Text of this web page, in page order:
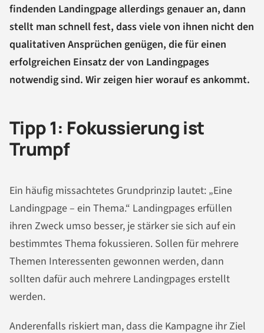
findenden Landingpage allerdings genauer an, dann
stellt man schnell fest, dass viele von ihnen nicht den
qualitativen Ansprüchen genügen, die für einen
erfolgreichen Einsatz der von Landingpages
notwendig sind. Wir zeigen hier worauf es ankommt.
Tipp 1: Fokussierung ist
Trumpf
Ein häufig missachtetes Grundprinzip lautet: „Eine
Landingpage – ein Thema.“ Landingpages erfüllen
ihren Zweck umso besser, je stärker sie sich auf ein
bestimmtes Thema fokussieren. Sollen für mehrere
Themen Interessenten gewonnen werden, dann
sollten dafür auch mehrere Landingpages erstellt
werden.
Anderenfalls riskiert man, dass die Kampagne ihr Ziel